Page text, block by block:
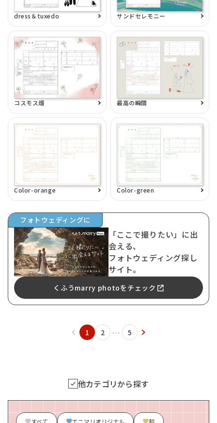
dress＆tuxedo サンドセレモニー
コスモス畑 最高の瞬間
Color-orange Color-green
フォトウェディングに
「ここで撮りたい」に出
会える、
フォトウェディング探し
サイト。
くふうmarry photoをチェック
1 2 5
他カテゴリから探す
すべて エニマリオリジナル 和